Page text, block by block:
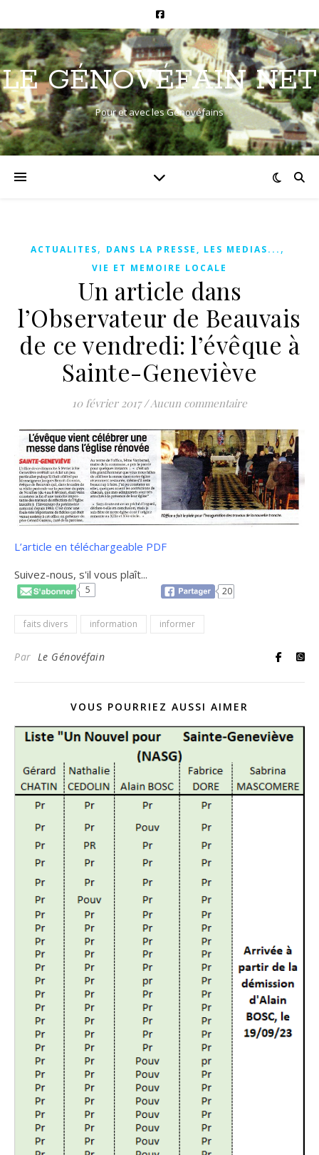
LE GÉNOVÉFAIN NET
Pour et avec les Génovéfains
ACTUALITES, DANS LA PRESSE, LES MEDIAS... ,
VIE ET MEMOIRE LOCALE
Un article dans
l’Observateur de Beauvais
de ce vendredi: l’évêque à
Sainte-Geneviève
10 février 2017 /Aucun commentaire
L’article en téléchargeable PDF
Suivez-nous, s'il vous plaît...
5 20
faits divers information informer
Par Le Génovéfain
VOUS POURRIEZ AUSSI AIMER